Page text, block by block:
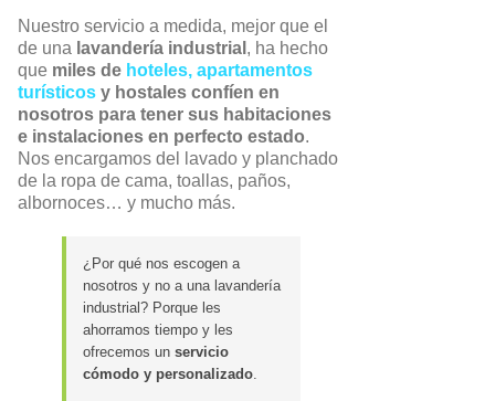
Nuestro servicio a medida, mejor que el
de una lavandería industrial , ha hecho
que miles de hoteles, apartamentos
turísticos y hostales confíen en
nosotros para tener sus habitaciones
e instalaciones en perfecto estado.
Nos encargamos del lavado y planchado
de la ropa de cama, toallas, paños,
albornoces… y mucho más.
¿Por qué nos escogen a
nosotros y no a una lavandería
industrial? Porque les
ahorramos tiempo y les
ofrecemos un servicio
cómodo y personalizado.